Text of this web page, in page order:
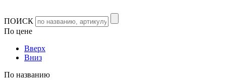
ПОИСК
По цене
Вверх
Вниз
По названию